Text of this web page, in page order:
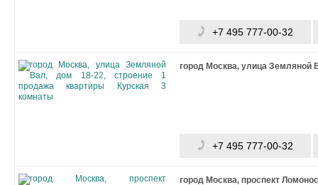
+7 495 777-00-32
город Москва, улица Земляной
+7 495 777-00-32
город Москва, проспект